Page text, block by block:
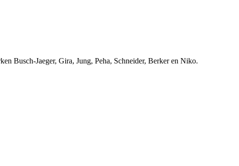
Busch-Jaeger, Gira, Jung, Peha, Schneider, Berker en Niko.